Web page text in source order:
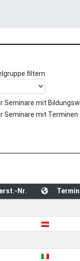
filtern
Seminare mit
Seminare mit Terminen
Nr. Termin